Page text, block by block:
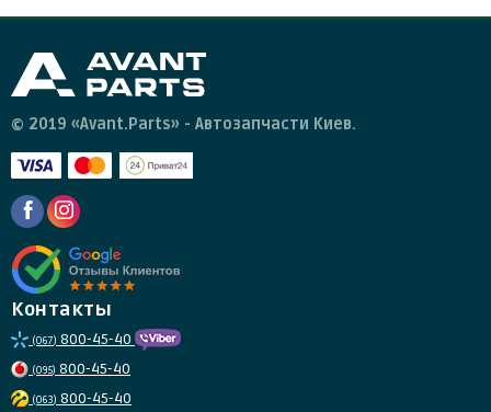
© 2019 «Avant.Parts» - Автозапчасти Киев.
Контакты
(067) 800-45-40
(095) 800-45-40
(063) 800-45-40